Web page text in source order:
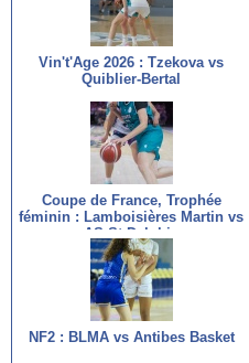
Vin't'Age 2026 : Tzekova vs
Quiblier-Bertal
Coupe de France, Trophée
féminin : Lamboisières Martin vs
AS St Delphin
NF2 : BLMA vs Antibes Basket